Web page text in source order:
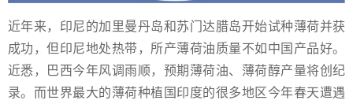
近年来，印尼的加里曼丹岛和苏门达腊岛开始试种薄荷并获
成功，但印尼地处热带，所产薄荷油质量不如中国产品好。
近悉，巴西今年风调雨顺，预期薄荷油、薄荷醇产量将创纪
录。而世界最大的薄荷种植国印度的很多地区今年春天遭遇